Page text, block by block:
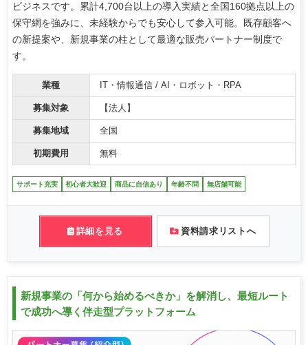
ビジネスです。累計4,700台以上の導入実績と全国160拠点以上の
保守網を強みに、未経験からでも安心して参入可能。既存顧客へ
の新提案や、新規事業の柱として最適な販売パートナー制度で
す。
業種 IT・情報通信 / AI・ロボット・RPA
募集対象 【法人】
募集地域 全国
初期費用 無料
サポート充実 初心者大歓迎 商品に自信あり 年齢不問 無店舗可能
詳細を見る 資料請求リストへ
新規事業の「何から始めるべきか」を解消し、最短ルート
で成功へ導く伴走型プラットフォーム